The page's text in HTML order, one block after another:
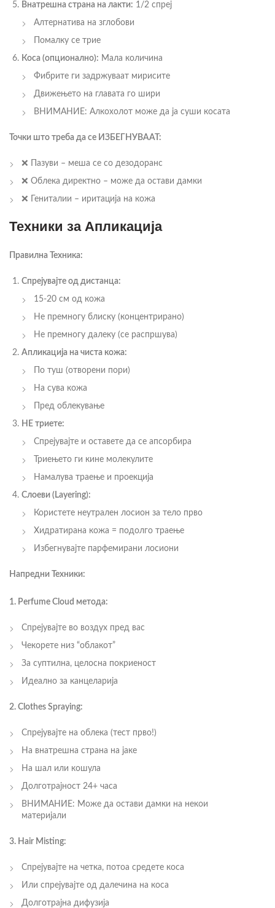
Внатрешна страна на лакти: 1/2 спреј
Алтернатива на зглобови
Помалку се трие
Коса (опционално): Мала количина
Фибрите ги задржуваат мирисите
Движењето на главата го шири
ВНИМАНИЕ: Алкохолот може да ја суши косата
Точки што треба да се ИЗБЕГНУВААТ:
❌ Пазуви – меша се со дезодоранс
❌ Облека директно – може да остави дамки
❌ Гениталии – иритација на кожа
Техники за Апликација
Правилна Техника:
Спрејувајте од дистанца:
15-20 см од кожа
Не премногу блиску (концентрирано)
Не премногу далеку (се распршува)
Апликација на чиста кожа:
По туш (отворени пори)
На сува кожа
Пред облекување
НЕ триете:
Спрејувајте и оставете да се апсорбира
Триењето ги кине молекулите
Намалува траење и проекција
Слоеви (Layering):
Користете неутрален лосион за тело прво
Хидратирана кожа = подолго траење
Избегнувајте парфемирани лосиони
Напредни Техники:
1. Perfume Cloud метода:
Спрејувајте во воздух пред вас
Чекорете низ “облакот”
За суптилна, целосна покриеност
Идеално за канцеларија
2. Clothes Spraying:
Спрејувајте на облека (тест прво!)
На внатрешна страна на јаке
На шал или кошула
Долготрајност 24+ часа
ВНИМАНИЕ: Може да остави дамки на некои
материјали
3. Hair Misting:
Спрејувајте на четка, потоа средете коса
Или спрејувајте од далечина на коса
Долготрајна дифузија